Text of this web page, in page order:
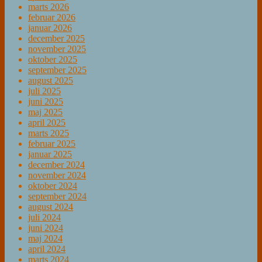
marts 2026
februar 2026
januar 2026
december 2025
november 2025
oktober 2025
september 2025
august 2025
juli 2025
juni 2025
maj 2025
april 2025
marts 2025
februar 2025
januar 2025
december 2024
november 2024
oktober 2024
september 2024
august 2024
juli 2024
juni 2024
maj 2024
april 2024
marts 2024